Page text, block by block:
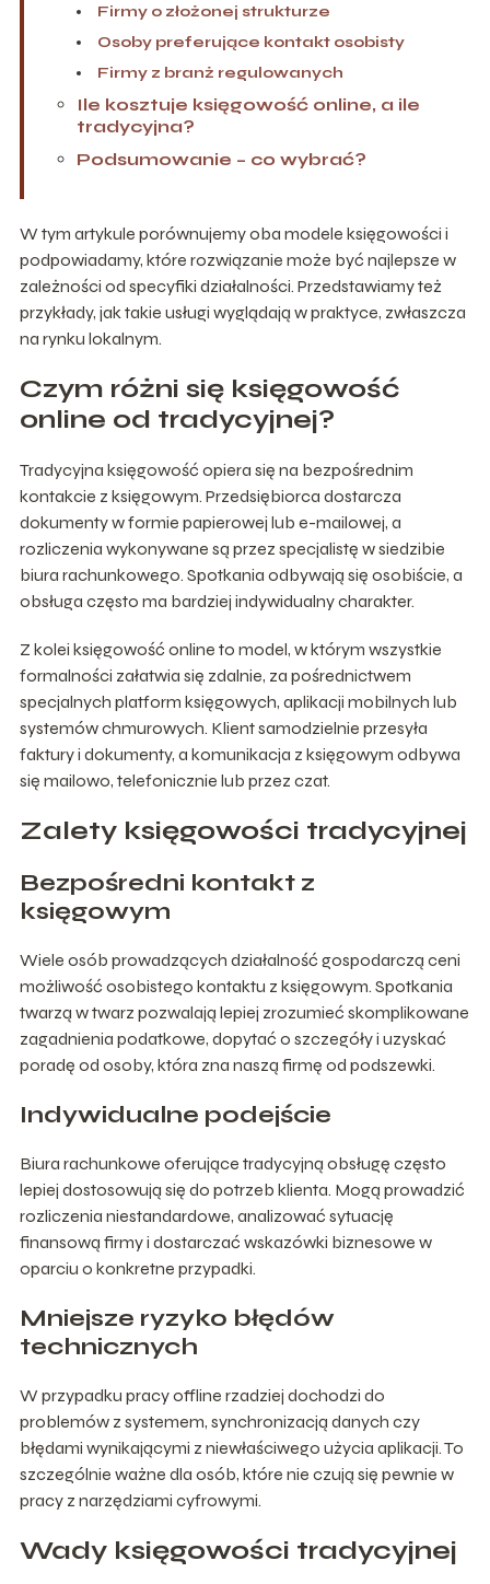
Firmy o złożonej strukturze
Osoby preferujące kontakt osobisty
Firmy z branż regulowanych
Ile kosztuje księgowość online, a ile
tradycyjna?
Podsumowanie – co wybrać?
W tym artykule porównujemy oba modele księgowości i
podpowiadamy, które rozwiązanie może być najlepsze w
zależności od specyfiki działalności. Przedstawiamy też
przykłady, jak takie usługi wyglądają w praktyce, zwłaszcza
na rynku lokalnym.
Czym różni się księgowość
online od tradycyjnej?
Tradycyjna księgowość opiera się na bezpośrednim
kontakcie z księgowym. Przedsiębiorca dostarcza
dokumenty w formie papierowej lub e-mailowej, a
rozliczenia wykonywane są przez specjalistę w siedzibie
biura rachunkowego. Spotkania odbywają się osobiście, a
obsługa często ma bardziej indywidualny charakter.
Z kolei księgowość online to model, w którym wszystkie
formalności załatwia się zdalnie, za pośrednictwem
specjalnych platform księgowych, aplikacji mobilnych lub
systemów chmurowych. Klient samodzielnie przesyła
faktury i dokumenty, a komunikacja z księgowym odbywa
się mailowo, telefonicznie lub przez czat.
Zalety księgowości tradycyjnej
Bezpośredni kontakt z
księgowym
Wiele osób prowadzących działalność gospodarczą ceni
możliwość osobistego kontaktu z księgowym. Spotkania
twarzą w twarz pozwalają lepiej zrozumieć skomplikowane
zagadnienia podatkowe, dopytać o szczegóły i uzyskać
poradę od osoby, która zna naszą firmę od podszewki.
Indywidualne podejście
Biura rachunkowe oferujące tradycyjną obsługę często
lepiej dostosowują się do potrzeb klienta. Mogą prowadzić
rozliczenia niestandardowe, analizować sytuację
finansową firmy i dostarczać wskazówki biznesowe w
oparciu o konkretne przypadki.
Mniejsze ryzyko błędów
technicznych
W przypadku pracy offline rzadziej dochodzi do
problemów z systemem, synchronizacją danych czy
błędami wynikającymi z niewłaściwego użycia aplikacji. To
szczególnie ważne dla osób, które nie czują się pewnie w
pracy z narzędziami cyfrowymi.
Wady księgowości tradycyjnej